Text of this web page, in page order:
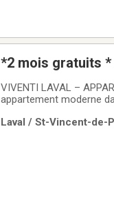
VIVENTI LAVAL –
appartement moderne
GRATUITS à la
Laval / St-Vincent-de-